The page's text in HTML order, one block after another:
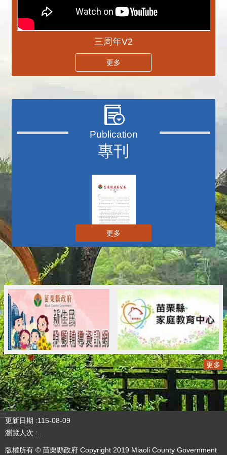
三周年V2
更多
專刊
更多
更多
:::
更新日期
115-08-09
瀏覽人次
..
版權所有 © 苗栗縣政府 Copyright 2019 Miaoli County Government